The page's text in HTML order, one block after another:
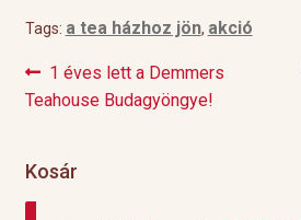
Tags: a tea házhoz jön, akció
Bejegyzés
navigáció
Previous
post:
1 éves lett a Demmers
Teahouse Budagyöngye!
Kosár